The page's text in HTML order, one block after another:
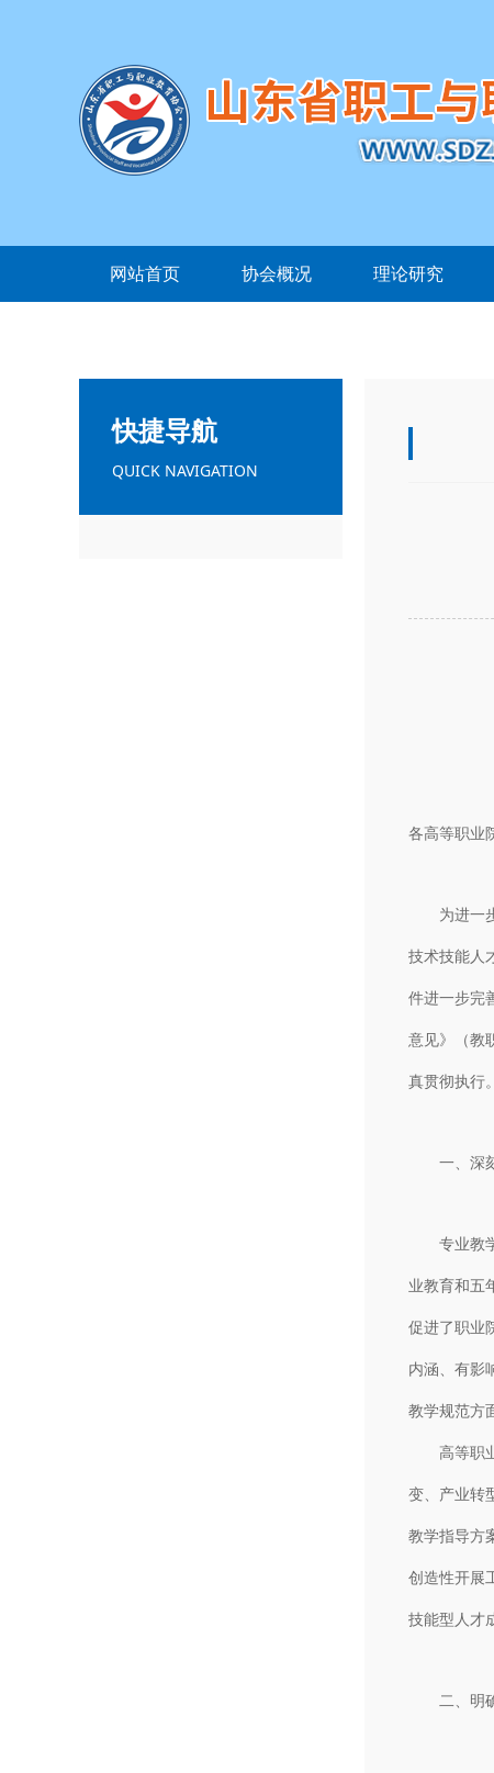
网站首页 协会概况 理论研究
快捷导航
QUICK NAVIGATION
各高等职业
为进一步
技术技能人
件进一步完
意见》（教
真贯彻执行。
一、深刻
专业教学
业教育和五
促进了职业
内涵、有影
教学规范方
高等职业
变、产业转
教学指导方
创造性开展
技能型人才
二、明确